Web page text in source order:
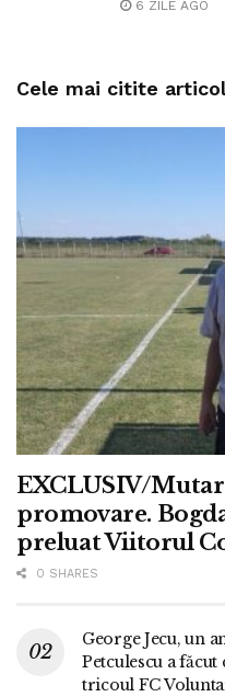
6 ZILE AGO
Cele mai citite
EXCLUSIV/
promovare.
preluat Viitorul
0 SHARES
George Jecu, un
Petculescu a
tricoul FC